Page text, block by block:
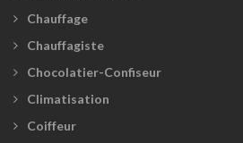
Chauffage
Chauffagiste
Chocolatier-Confiseur
Climatisation
Coiffeur